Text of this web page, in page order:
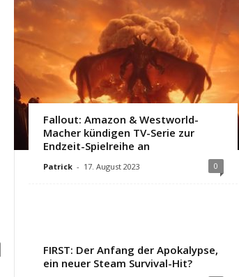
Fallout: Amazon & Westworld-
Macher kündigen TV-Serie zur
Endzeit-Spielreihe an
Patrick - 17. August 2023 0
FIRST: Der Anfang der Apokalypse,
ein neuer Steam Survival-Hit?